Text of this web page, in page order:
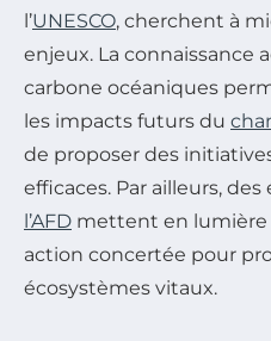
l’UNESCO, cherchent à
enjeux. La connaissance
carbone océaniques
les impacts futurs du
de proposer des
efficaces. Par ailleurs,
l’AFD mettent en lumière
action concertée pour
écosystèmes vitaux.